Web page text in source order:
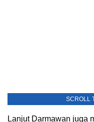
SCROLL
Lanjut Darmawan juga